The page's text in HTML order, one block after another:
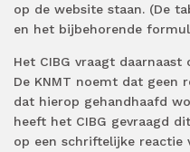
op de website staan. (De
en het bijbehorende
Het CIBG vraagt
De KNMT noemt dat geen
dat hierop gehandhaafd
heeft het CIBG gevraagd
op een schriftelijke reactie